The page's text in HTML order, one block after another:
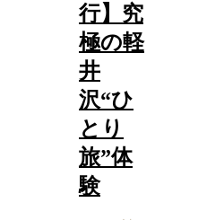
行】究
極の軽
井
沢“ひ
とり
旅”体
験